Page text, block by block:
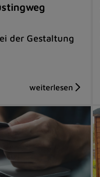
der Gestaltung